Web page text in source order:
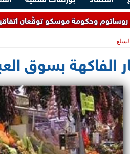
موسكو توقّعان اتفاقية للتعاون
بسوق العبور اليوم